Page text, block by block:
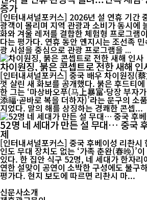
증가
[인터내셔널포커스] 2026년 설 연휴 기간
광객이 몰리며 지역 관광과 소비가 동시에
화와 겨울 레저를 결합한 체험형 프로그램
다는 평가다. 연휴 동안 옌지시는 조선족 민속 체험과 공연, 겨울 관
광 시설을 중심으로 관광 프로그램을 ...
차이원징, 붉은 콘셉트로 전한 새해 인
[인터내셔널포커스] 중국 배우 차이원징(
껏 살린 새 화보를 공개했다. 붉은 후드티
한 그는 ‘마상바오푸(马上暴富·당장 부자
添福·곧바로 복을 더하자)’라는 문구의 소
지었다. 말의 해를 상징하는 경쾌한 콘셉...
52명 네 세대가 만든 설 무대… 중국
제
[인터내셔널포커스] 중국 후베이성 리촨시
인도 무대 장치도 없는 ‘가족 춘완(春晚)’
있다. 한 집안 식구 52명, 네 세대가 한자리
연한 설맞이 공연이 소박한 구성에도 불구
평가다. 현지 보도에 따르면 리촨시 마...
신문사소개